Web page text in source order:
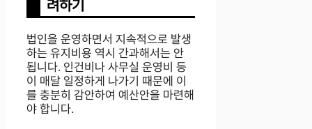
려하기
법인을 운영하면서 지속적으로 발생
하는 유지비용 역시 간과해서는 안
됩니다. 인건비나 사무실 운영비 등
이 매달 일정하게 나가기 때문에 이
를 충분히 감안하여 예산안을 마련해
야 합니다.